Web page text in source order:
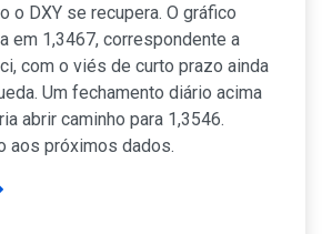
o DXY se recupera. O gráfico
em 1,3467, correspondente a
com o viés de curto prazo ainda
Um fechamento diário acima
abrir caminho para 1,3546.
aos próximos dados.